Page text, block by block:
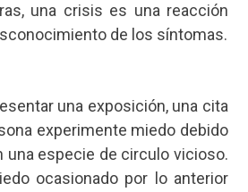
una crisis es una reacción
de los síntomas.
una exposición, una cita
experimente miedo debido
una especie de circulo vicioso.
ocasionado por lo anterior